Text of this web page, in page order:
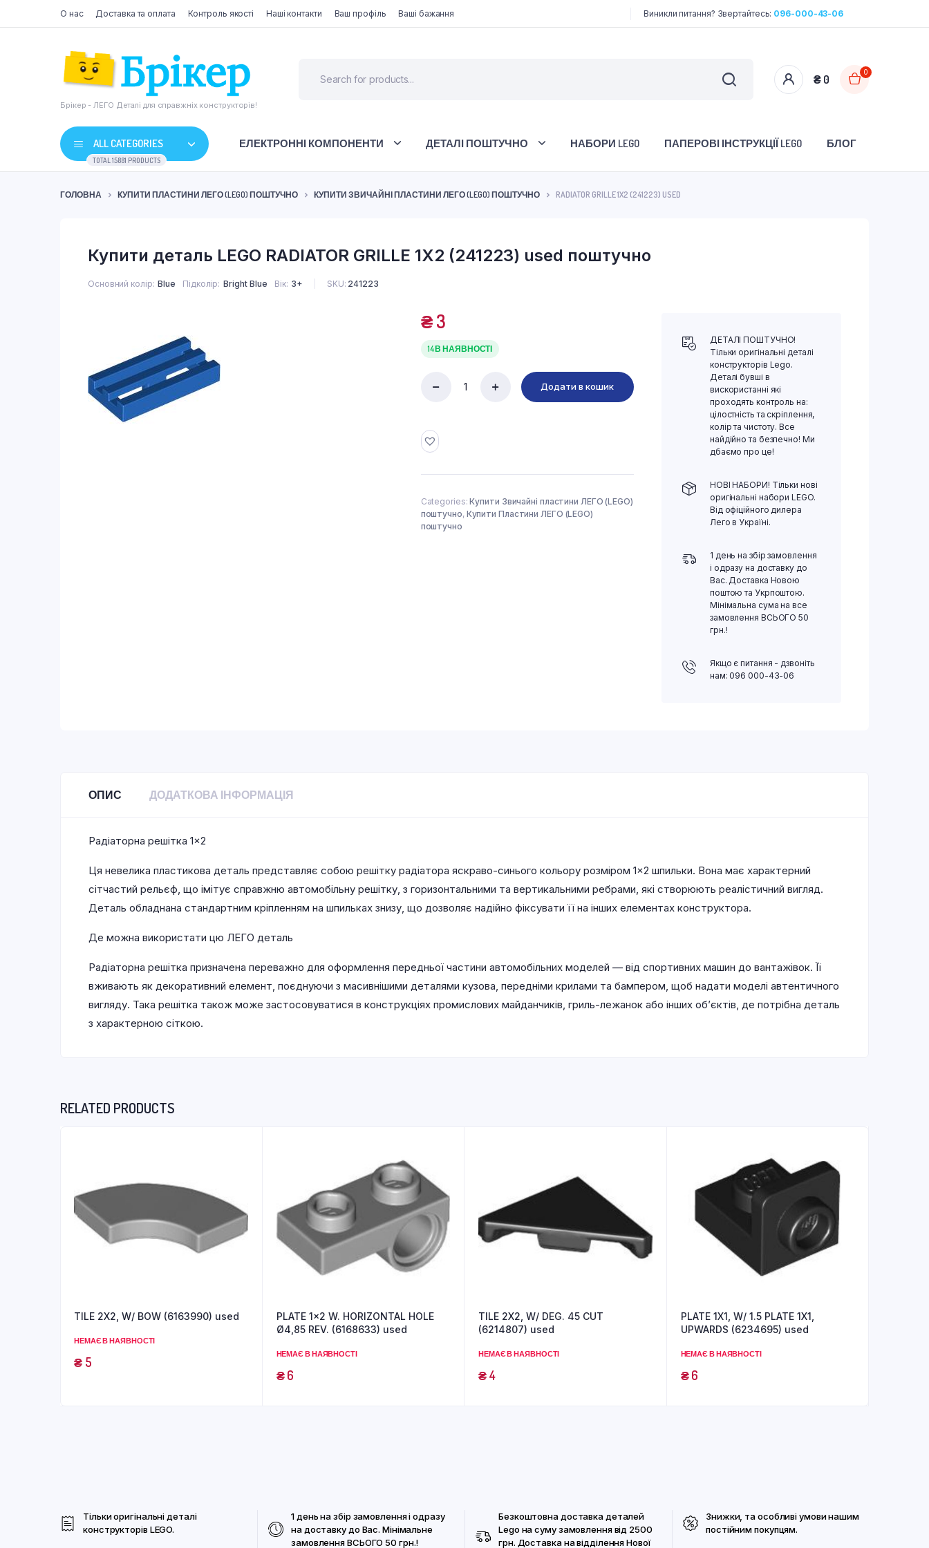
О нас Доставка та оплата Контроль якості Наші контакти Ваш профіль Ваші бажання Виникли питання? Звертайтесь: 096-000-43-06
Брікер - ЛЕГО Деталі для справжніх конструкторів!
₴ 0
0
ALL CATEGORIES
TOTAL 15881 PRODUCTS
ЕЛЕКТРОННІ КОМПОНЕНТИ ДЕТАЛІ ПОШТУЧНО НАБОРИ LEGO ПАПЕРОВІ ІНСТРУКЦІЇ LEGO БЛОГ
ГОЛОВНА КУПИТИ ПЛАСТИНИ ЛЕГО (LEGO) ПОШТУЧНО КУПИТИ ЗВИЧАЙНІ ПЛАСТИНИ ЛЕГО (LEGO) ПОШТУЧНО RADIATOR GRILLE 1X2 (241223) USED
Купити деталь LEGO RADIATOR GRILLE 1X2 (241223) used поштучно
Основний колір Blue Підколір Bright Blue Вік 3+ SKU: 241223
₴3
14 В НАЯВНОСТІ
(241223)
used
Додати в кошик
Categories:Купити Звичайні пластини ЛЕГО (LEGO)
поштучно, Купити Пластини ЛЕГО (LEGO)
поштучно
ДЕТАЛІ ПОШТУЧНО!
Тільки оригінальні деталі
конструкторів Lego.
Деталі бувші в
вискористанні які
проходять контроль на:
цілостність та скріплення,
колір та чистоту. Все
найдійно та безпечно! Ми
дбаємо про це!
НОВІ НАБОРИ! Тільки нові
оригінальні набори LEGO.
Від офіційного дилера
Лего в Україні.
1 день на збір замовлення
і одразу на доставку до
Вас. Доставка Новою
поштою та Укрпоштою.
Мінімальна сума на все
замовлення ВСЬОГО 50
грн.!
Якщо є питання - дзвоніть
нам: 096 000-43-06
ОПИС ДОДАТКОВА ІНФОРМАЦІЯ
Радіаторна решітка 1×2
Ця невелика пластикова деталь представляє собою решітку радіатора яскраво-синього кольору розміром 1×2 шпильки. Вона має характерний
сітчастий рельєф, що імітує справжню автомобільну решітку, з горизонтальними та вертикальними ребрами, які створюють реалістичний вигляд.
Деталь обладнана стандартним кріпленням на шпильках знизу, що дозволяє надійно фіксувати її на інших елементах конструктора.
Де можна використати цю ЛЕГО деталь
Радіаторна решітка призначена переважно для оформлення передньої частини автомобільних моделей — від спортивних машин до вантажівок. Її
вживають як декоративний елемент, поєднуючи з масивнішими деталями кузова, передніми крилами та бампером, щоб надати моделі автентичного
вигляду. Така решітка також може застосовуватися в конструкціях промислових майданчиків, гриль-лежанок або інших об’єктів, де потрібна деталь
з характерною сіткою.
RELATED PRODUCTS
TILE 2X2, W/ BOW (6163990) used
НЕМАЄ В НАЯВНОСТІ
₴5
PLATE 1×2 W. HORIZONTAL HOLE
Ø4,85 REV. (6168633) used
НЕМАЄ В НАЯВНОСТІ
₴6
TILE 2X2, W/ DEG. 45 CUT
(6214807) used
НЕМАЄ В НАЯВНОСТІ
₴4
PLATE 1X1, W/ 1.5 PLATE 1X1,
UPWARDS (6234695) used
НЕМАЄ В НАЯВНОСТІ
₴6
Тільки оригінальні деталі
конструкторів LEGO.
1 день на збір замовлення і одразу
на доставку до Вас. Мінімальне
замовлення ВСЬОГО 50 грн.!
Безкоштовна доставка деталей
Lego на суму замовлення від 2500
грн. Доставка на відділення Нової
Знижки, та особливі умови нашим
постійним покупцям.